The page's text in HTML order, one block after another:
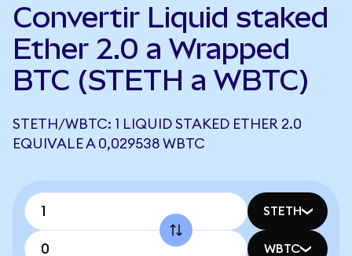
Convertir Liquid staked
Ether 2.0 a Wrapped
BTC (STETH a WBTC)
STETH/WBTC: 1 LIQUID STAKED ETHER 2.0
EQUIVALE A 0,029538 WBTC
STETH
WBTC